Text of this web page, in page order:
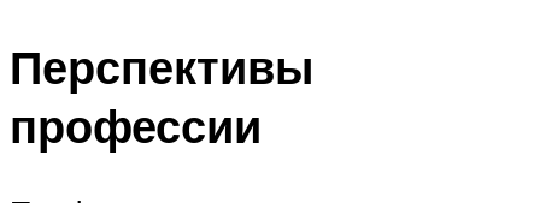
Перспективы
профессии